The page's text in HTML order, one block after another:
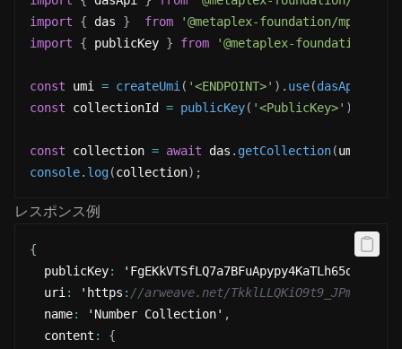
import
{ das } from
'@metaplex-foundation/mpl-
import
{ publicKey } from '@metaplex-foundation/umi'
const umi = createUmi ( '<ENDPOINT>' ) . use(dasApi
const collectionId = publicKey( '<PublicKey>' )
const collection = await das . getCollection(umi
console. log(collection) ;
レスポンス例
{
  publicKey
:
  uri
: 'https : //arweave.net/TkklLLQKiO9t9_JPmt-
  name
: 'Number Collection' ,
  content
:
{